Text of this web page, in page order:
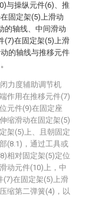
与操纵元件(6)、推
固定架(5)上滑动
的轴线、中间滑动
(7)在固定架(5)上滑
的轴线与推移元件
力度辅助调节机
作用在推移元件(7)
元件(9)在固定座
缩滑动在固定架(5)
架(5)上、且朝固定
(8.1)，通过工具或
相对固定架(5)定位
动元件(10)上，中
(7)在固定架(5)上滑
缩第二弹簧(4)，以